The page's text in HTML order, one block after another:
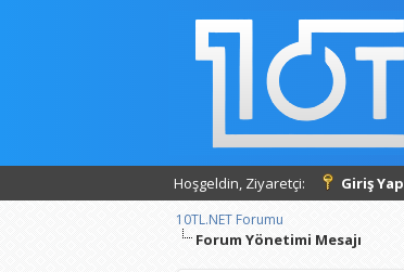
Hoşgeldin, Ziyaretçi: Giriş Yap
10TL.NET Forumu
Forum Yönetimi Mesajı